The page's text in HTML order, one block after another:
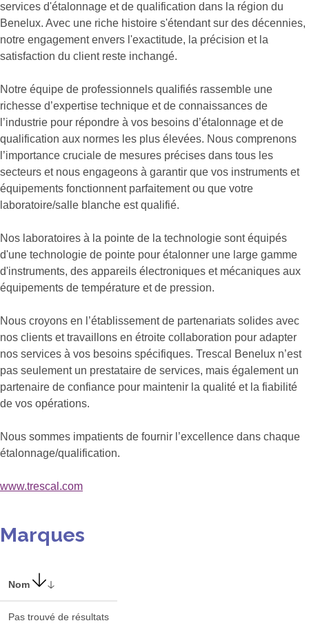
services d'étalonnage et de qualification dans la région du
Benelux. Avec une riche histoire s'étendant sur des décennies,
notre engagement envers l'exactitude, la précision et la
satisfaction du client reste inchangé.
Notre équipe de professionnels qualifiés rassemble une
richesse d’expertise technique et de connaissances de
l’industrie pour répondre à vos besoins d’étalonnage et de
qualification aux normes les plus élevées. Nous comprenons
l’importance cruciale de mesures précises dans tous les
secteurs et nous engageons à garantir que vos instruments et
équipements fonctionnent parfaitement ou que votre
laboratoire/salle blanche est qualifié.
Nos laboratoires à la pointe de la technologie sont équipés
d'une technologie de pointe pour étalonner une large gamme
d'instruments, des appareils électroniques et mécaniques aux
équipements de température et de pression.
Nous croyons en l’établissement de partenariats solides avec
nos clients et travaillons en étroite collaboration pour adapter
nos services à vos besoins spécifiques. Trescal Benelux n’est
pas seulement un prestataire de services, mais également un
partenaire de confiance pour maintenir la qualité et la fiabilité
de vos opérations.
Nous sommes impatients de fournir l’excellence dans chaque
étalonnage/qualification.
www.trescal.com
Marques
Nom
Pas trouvé de résultats